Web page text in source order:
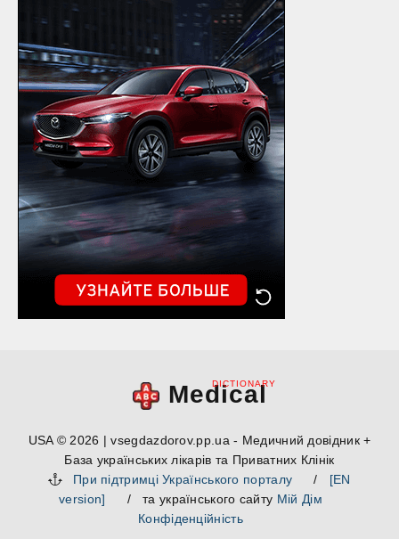
Medical
DICTIONARY
USA © 2026 | vsegdazdorov.pp.ua - Медичний довідник +
База українських лікарів та Приватних Клінік
При підтримці Українського порталу
/ [EN
version]
/ та українського сайту Мій Дім
Конфіденційність